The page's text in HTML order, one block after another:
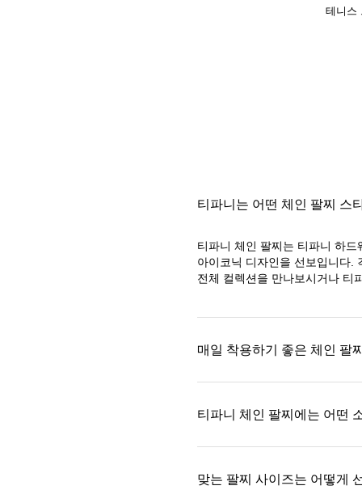
테니스
티파니는 어떤 체인 팔찌 스
티파니 체인 팔찌는 티파니 하
아이코닉 디자인을 선보입니다.
전체 컬렉션을 만나보시거나 티
매일 착용하기 좋은 체인 팔
티파니 체인 팔찌에는 어떤
맞는 팔찌 사이즈는 어떻게